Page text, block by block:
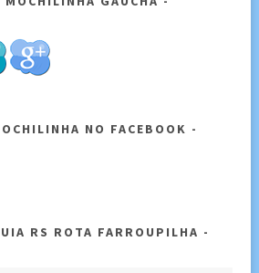
NO FACEBOOK
RS ROTA FARROUPILHA